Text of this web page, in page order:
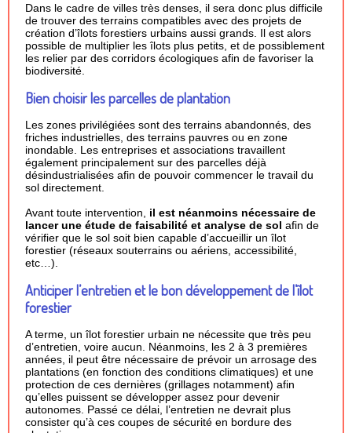
Dans le cadre de villes très denses, il sera donc plus difficile
de trouver des terrains compatibles avec des projets de
création d’îlots forestiers urbains aussi grands. Il est alors
possible de multiplier les îlots plus petits, et de possiblement
les relier par des corridors écologiques afin de favoriser la
biodiversité.
Bien choisir les parcelles de plantation
Les zones privilégiées sont des terrains abandonnés, des
friches industrielles, des terrains pauvres ou en zone
inondable. Les entreprises et associations travaillent
également principalement sur des parcelles déjà
désindustrialisées afin de pouvoir commencer le travail du
sol directement.
Avant toute intervention, il est néanmoins nécessaire de
lancer une étude de faisabilité et analyse de sol afin de
vérifier que le sol soit bien capable d’accueillir un îlot
forestier (réseaux souterrains ou aériens, accessibilité,
etc…).
Anticiper l’entretien et le bon développement de l’îlot
forestier
A terme, un îlot forestier urbain ne nécessite que très peu
d’entretien, voire aucun. Néanmoins, les 2 à 3 premières
années, il peut être nécessaire de prévoir un arrosage des
plantations (en fonction des conditions climatiques) et une
protection de ces dernières (grillages notamment) afin
qu’elles puissent se développer assez pour devenir
autonomes. Passé ce délai, l’entretien ne devrait plus
consister qu’à ces coupes de sécurité en bordure des